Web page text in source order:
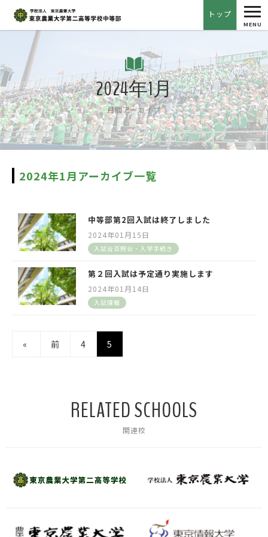
トップ
MENU
2024年1月
月間アーカイブ
2024年1月アーカイブ一覧
中等部第2回入試は終了しました
2024年01月15日
入試合否照会・入学手続き
第２回入試は予定通り実施します
2024年01月14日
入試情報
« 前 4 5
RELATED SCHOOLS
関連校